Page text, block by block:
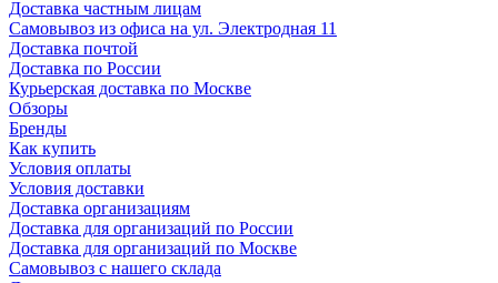
Доставка частным лицам
Самовывоз из офиса на ул. Электродная 11
Доставка почтой
Доставка по России
Курьерская доставка по Москве
Обзоры
Бренды
Как купить
Условия оплаты
Условия доставки
Доставка организациям
Доставка для организаций по России
Доставка для организаций по Москве
Самовывоз с нашего склада